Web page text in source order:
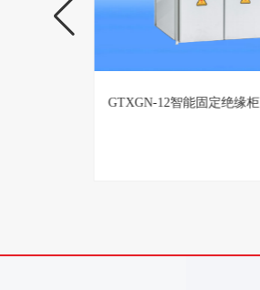
GTXGN-12智能固定绝缘柜